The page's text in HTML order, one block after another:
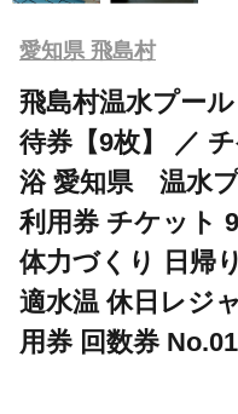
愛知県 飛島村
飛島村温水プー
待券【9枚】 ／
浴 愛知県 温水
利用券 チケット
体力づくり 日帰
適水温 休日レジ
用券 回数券